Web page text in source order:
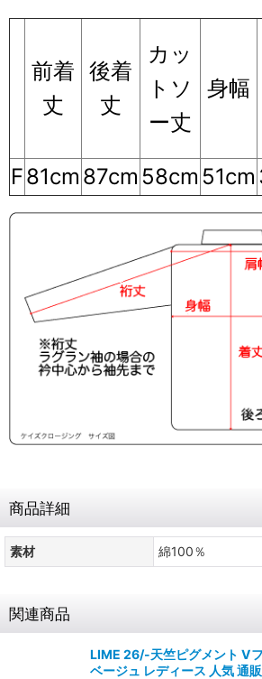
前着
丈
後着
丈
カッ
トソ
ー丈
身幅
F81cm 87cm 58cm 51cm
商品詳細
素材 綿100％
関連商品
LIME 26/-天竺ピグメント V
ベージュ レディース 人気 通販